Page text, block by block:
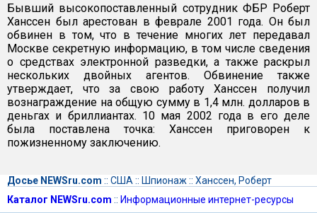
Бывший высокопоставленный сотрудник ФБР Роберт
Ханссен был арестован в феврале 2001 года. Он был
обвинен в том, что в течение многих лет передавал
Москве секретную информацию, в том числе сведения
о средствах электронной разведки, а также раскрыл
нескольких двойных агентов. Обвинение также
утверждает, что за свою работу Ханссен получил
вознаграждение на общую сумму в 1,4 млн. долларов в
деньгах и бриллиантах. 10 мая 2002 года в его деле
была поставлена точка: Ханссен приговорен к
пожизненному заключению.
Досье NEWSru.com :: США :: Шпионаж:: Ханссен, Роберт
Каталог NEWSru.com :: Информационные интернет-ресурсы